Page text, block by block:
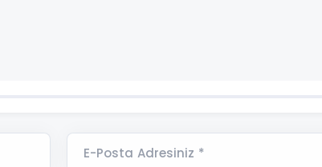
E-Posta Adresiniz *